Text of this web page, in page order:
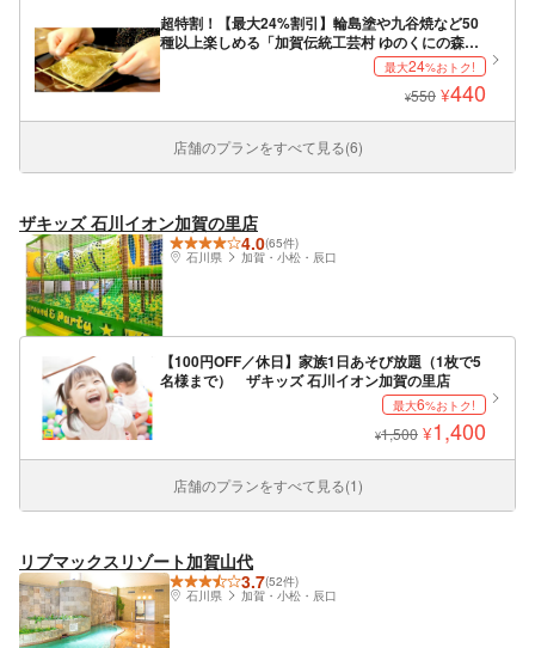
超特割！【最大24%割引】輪島塗や九谷焼など50
種以上楽しめる「加賀伝統工芸村 ゆのくにの森」
最大24%おトク!
¥550 ¥440
店舗のプランをすべて見る(6)
ザキッズ 石川イオン加賀の里店
4.0(65件)
石川県
加賀・小松・辰口
【100円OFF／休日】家族1日あそび放題（1枚で5
名様まで） ザキッズ 石川イオン加賀の里店
最大6%おトク!
¥1,500 ¥1,400
店舗のプランをすべて見る(1)
リブマックスリゾート加賀山代
3.7(52件)
石川県
加賀・小松・辰口